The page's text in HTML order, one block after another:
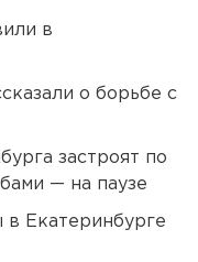
в
о борьбе с
застроят по
— на паузе
в Екатеринбурге